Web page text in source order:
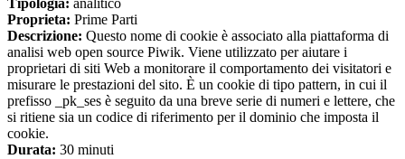
Tipologia: analitico
Proprieta: Prime Parti
Descrizione: Questo nome di cookie è associato alla piattaforma di
analisi web open source Piwik. Viene utilizzato per aiutare i
proprietari di siti Web a monitorare il comportamento dei visitatori e
misurare le prestazioni del sito. È un cookie di tipo pattern, in cui il
prefisso _pk_ses è seguito da una breve serie di numeri e lettere, che
si ritiene sia un codice di riferimento per il dominio che imposta il
cookie.
Durata: 30 minuti